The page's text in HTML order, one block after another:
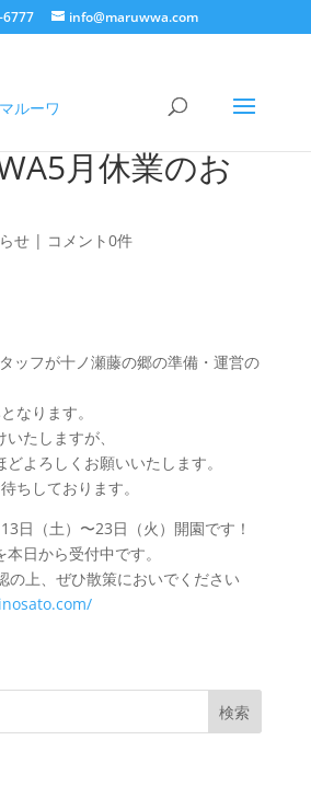
6777 info@maruwwa.com
月休業のお
せ| コメント0件
ッフが十ノ瀬藤の郷の準備・運営の
なります。
たしますが、
よろしくお願いいたします。
ちしております。
日（土）〜23日（火）開園です！
日から受付中です。
の上、ぜひ散策においでください